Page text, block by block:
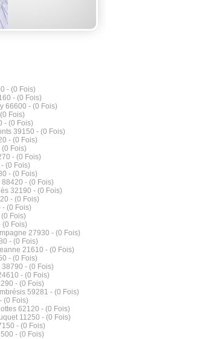
- (0 Fois)
- (0 Fois)
66600 - (0 Fois)
Fois)
- (0 Fois)
39150 - (0 Fois)
- (0 Fois)
Fois)
- (0 Fois)
(0 Fois)
- (0 Fois)
- (0 Fois)
32190 - (0 Fois)
- (0 Fois)
(0 Fois)
Fois)
(0 Fois)
27930 - (0 Fois)
- (0 Fois)
21610 - (0 Fois)
- (0 Fois)
- (0 Fois)
- (0 Fois)
- (0 Fois)
59281 - (0 Fois)
(0 Fois)
62120 - (0 Fois)
11250 - (0 Fois)
- (0 Fois)
- (0 Fois)